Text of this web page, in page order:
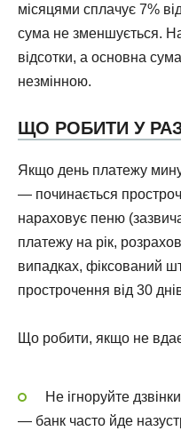
місяцями сплачує 7%
сума не зменшується.
відсотки, а основна
незмінною.
ЩО РОБИТИ У
Якщо день платежу
— починається
нараховує пеню
платежу на рік,
випадках, фіксований
прострочення від 30
Що робити, якщо не
Не ігноруйте
— банк часто йде